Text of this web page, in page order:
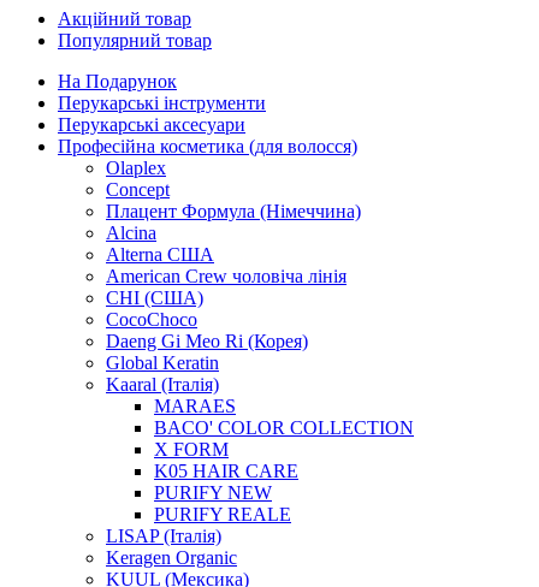
Акційний товар
Популярний товар
На Подарунок
Перукарські інструменти
Перукарські аксесуари
Професійна косметика (для волосся)
Olaplex
Concept
Плацент Формула (Німеччина)
Alcina
Alterna США
American Crew чоловіча лінія
CHI (США)
CocoChoco
Daeng Gi Meo Ri (Корея)
Global Keratin
Kaaral (Італія)
MARAES
BACO' COLOR COLLECTION
X FORM
K05 HAIR CARE
PURIFY NEW
PURIFY REALE
LISAP (Італія)
Keragen Organic
KUUL (Мексика)